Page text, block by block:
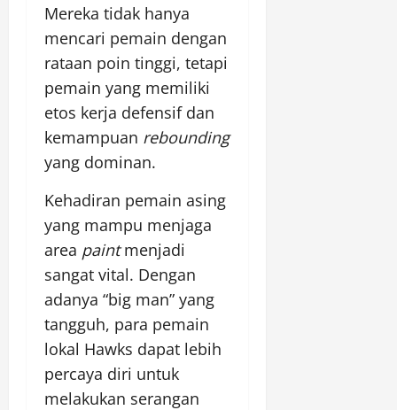
Mereka tidak hanya
mencari pemain dengan
rataan poin tinggi, tetapi
pemain yang memiliki
etos kerja defensif dan
kemampuan rebounding
yang dominan.
Kehadiran pemain asing
yang mampu menjaga
area paintmenjadi
sangat vital. Dengan
adanya “big man” yang
tangguh, para pemain
lokal Hawks dapat lebih
percaya diri untuk
melakukan serangan